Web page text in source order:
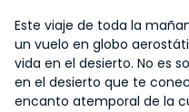
Este viaje de toda la
un vuelo en globo
vida en el desierto. No es
en el desierto que te
encanto atemporal de la